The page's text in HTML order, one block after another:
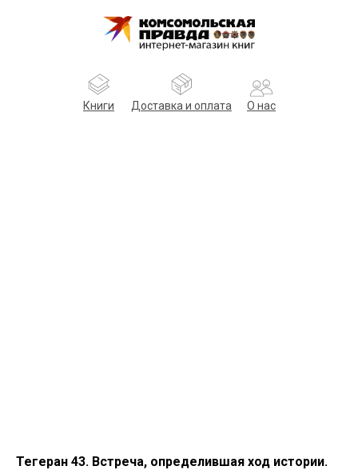
Книги Доставка и оплата О нас
Тегеран 43. Встреча, определившая ход истории.